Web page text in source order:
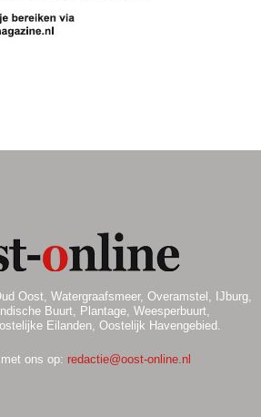
Oost, Watergraafsmeer, Overamstel, IJburg,
Buurt, Plantage, Weesperbuurt,
Eilanden, Oostelijk Havengebied.
ons op: redactie@oost-online.nl